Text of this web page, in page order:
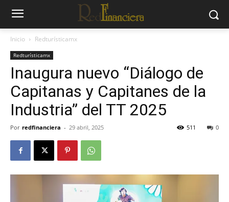
Inicio Redturísticamx
Redturísticamx
Inaugura nuevo “Diálogo de
Capitanas y Capitanes de la
Industria” del TT 2025
Por redfinanciera - 29 abril, 2025 0
511